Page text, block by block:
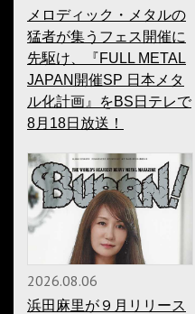
メロディック・メタルの
猛者が集うフェス開催に
先駆け、『FULL METAL
JAPAN開催SP 日本メタ
ル化計画』をBS日テレで
8月18日放送！
2026.08.06
浜田麻里が９月リリース